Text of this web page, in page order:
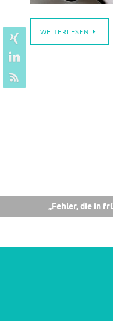
WEITERLESEN
„Fehler, die in frühen